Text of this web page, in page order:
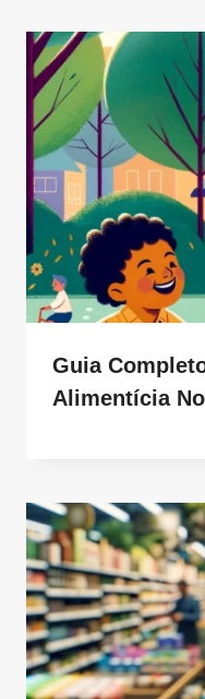
Guia
Alimentícia